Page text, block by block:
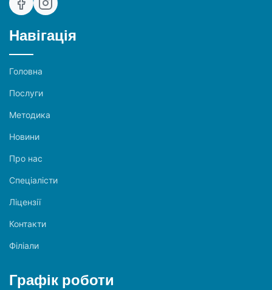
Навігація
Головна
Послуги
Методика
Новини
Про нас
Спеціалісти
Ліцензії
Контакти
Філіали
Графік роботи